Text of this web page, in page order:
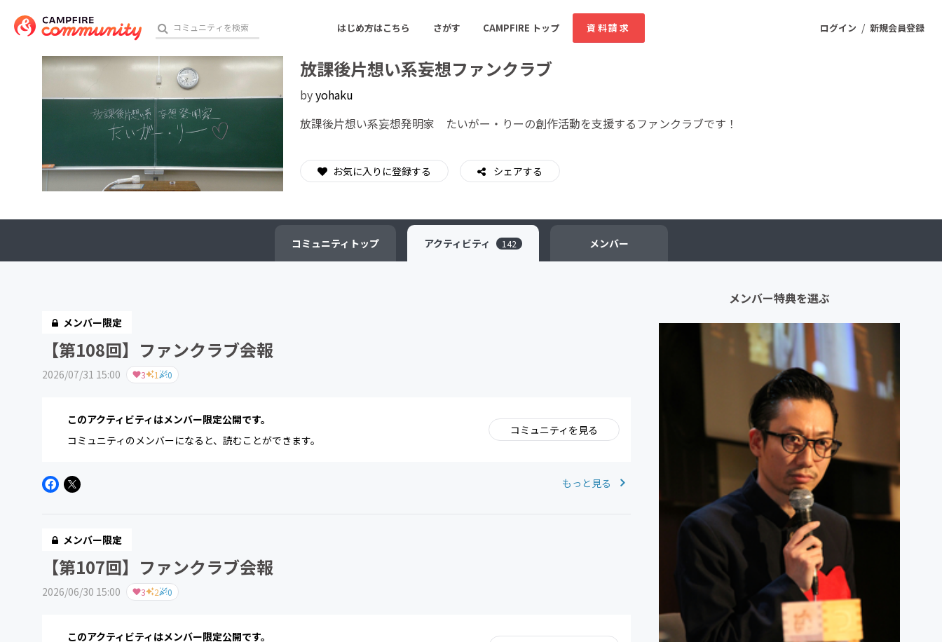
ログイン / 新規会員登録
はじめ方はこちら さがす CAMPFIRE トップ 資料請求
おすすめのコミュニティ 人気のコミュニティ 新着のコミュニティ
アート・写真 音楽 舞台・パフォーマンス
書籍・雑誌出版 アニメ・漫画
放課後片想い系妄想ファンクラブ
byyohaku
放課後片想い系妄想発明家 たいがー・りーの創作活動を支援するファンクラブです！
お気に入りに登録する シェアする
コミュニティ トップ アクティビティ 142 メンバー
メンバー限定
【第108回】ファンクラブ会報
2026/07/31 15:00 3 1 0
このアクティビティはメンバー限定公開です。
コミュニティのメンバーになると、読むことができます。
コミュニティを見る
もっと見る
メンバー限定
【第107回】ファンクラブ会報
2026/06/30 15:00 3 2 0
このアクティビティはメンバー限定公開です。
メンバー特典を選ぶ